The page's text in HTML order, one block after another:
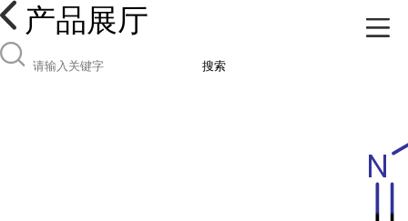
产品展厅
搜索